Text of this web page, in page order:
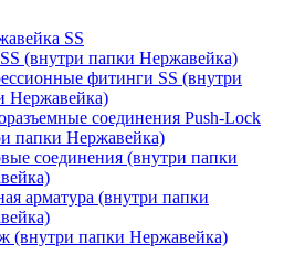
SS
(внутри папки Нержавейка)
фитинги SS (внутри
Нержавейка)
соединения Push-Lock
папки Нержавейка)
соединения (внутри папки
арматура (внутри папки
(внутри папки Нержавейка)